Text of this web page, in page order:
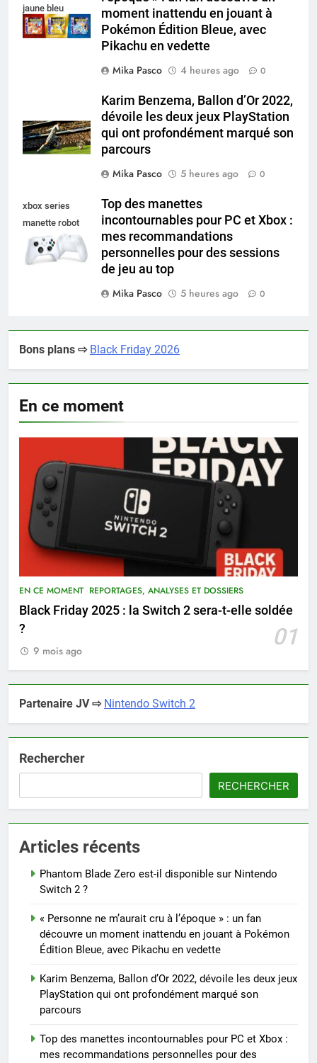
jaune bleu
moment inattendu en jouant à
Pokémon Édition Bleue, avec
Pikachu en vedette
Mika Pasco
4 heures ago 0
Karim Benzema, Ballon d’Or 2022,
dévoile les deux jeux PlayStation
qui ont profondément marqué son
parcours
Mika Pasco
5 heures ago 0
xbox series
manette robot
white
Top des manettes
incontournables pour PC et Xbox :
mes recommandations
personnelles pour des sessions
de jeu au top
Mika Pasco
5 heures ago 0
Bons plans ⇨ Black Friday 2026
En ce moment
EN CE MOMENT REPORTAGES, ANALYSES ET DOSSIERS
Black Friday 2025 : la Switch 2 sera-t-elle soldée
?
01
9 mois ago
Partenaire JV ⇨ Nintendo Switch 2
Rechercher
RECHERCHER
Articles récents
Phantom Blade Zero est-il disponible sur Nintendo
Switch 2 ?
« Personne ne m’aurait cru à l’époque » : un fan
découvre un moment inattendu en jouant à Pokémon
Édition Bleue, avec Pikachu en vedette
Karim Benzema, Ballon d’Or 2022, dévoile les deux jeux
PlayStation qui ont profondément marqué son
parcours
Top des manettes incontournables pour PC et Xbox :
mes recommandations personnelles pour des